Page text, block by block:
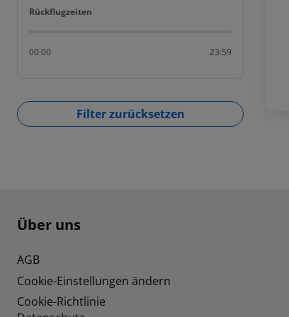
Rückflugzeiten
Rückflugzeiten
00:00 23:59
Filter zurücksetzen
Footer navigation
Über uns
AGB
Cookie-Einstellungen ändern
Cookie-Richtlinie